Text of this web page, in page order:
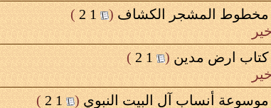
مخطوط المشجر الكشاف (
1
2
)
كتاب ارض مدين (
1
2
)
موسوعة أنساب آل البيت النبوي (
1
2
)